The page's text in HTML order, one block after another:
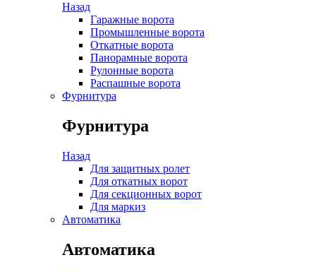
Назад
Гаражные ворота
Промышленные ворота
Откатные ворота
Панорамные ворота
Рулонные ворота
Распашные ворота
Фурнитура
Фурнитура
Назад
Для защитных ролет
Для откатных ворот
Для секционных ворот
Для маркиз
Автоматика
Автоматика